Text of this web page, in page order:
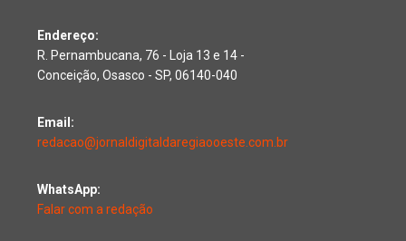
Endereço:
R. Pernambucana, 76 - Loja 13 e 14 -
Conceição, Osasco - SP, 06140-040
Email:
redacao@jornaldigitaldaregiaooeste.com.br
WhatsApp:
Falar com a redação